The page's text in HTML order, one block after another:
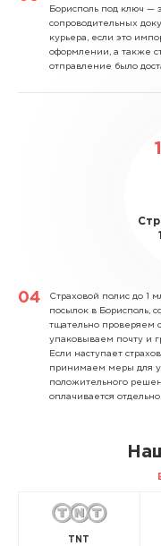
Борисполь под ключ —
сопроводительных
курьера, если это
оформлении, а также
отправление было
Страховой полис до 1
посылок в Борисполь,
тщательно проверяем
упаковываем почту и
Если наступает
принимаем меры для
положительного
оплачивается
TNT